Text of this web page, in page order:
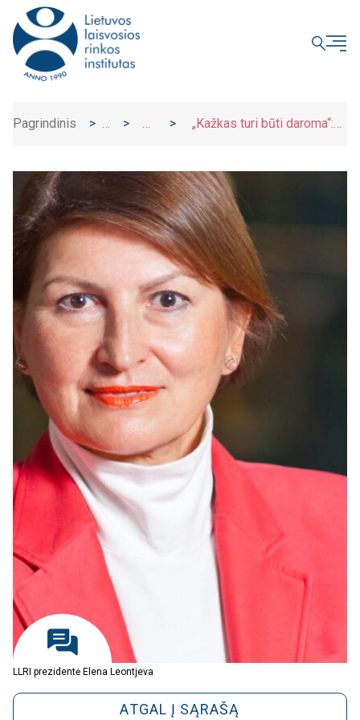
Pagrindinis
>
>
>
„Kažkas turi būti daroma“:
LLRI prezidentė Elena Leontjeva
ATGAL Į SĄRAŠĄ
UŽDARYTI